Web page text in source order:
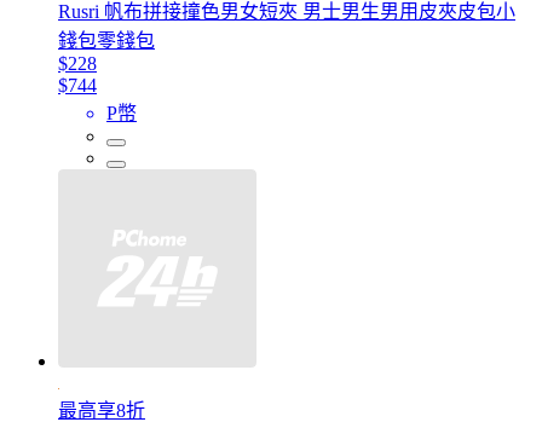
Rusri 帆布拼接撞色男女短夾 男士男生男用皮夾皮包小
錢包零錢包
$228
$744
P幣
最高享8折